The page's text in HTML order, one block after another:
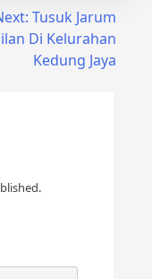
Tusuk Jarum
Di Kelurahan
Kedung Jaya